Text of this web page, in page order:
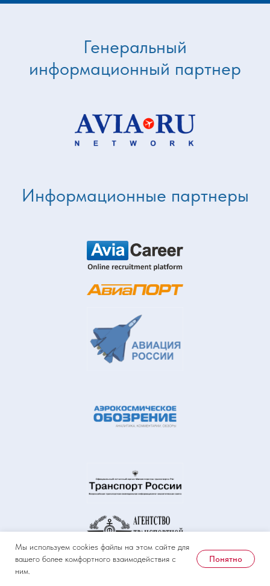
Генеральный
информационный партнер
Информационные партнеры
Мы используем cookies файлы на этом сайте для
вашего более комфортного взаимодействия с
ним.
Понятно